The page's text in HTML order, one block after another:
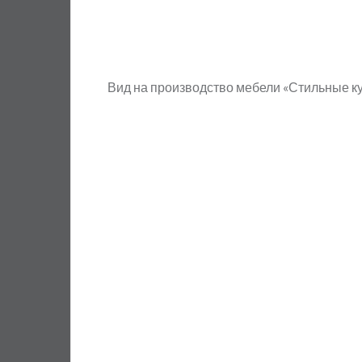
Вид на производство мебели «Стильные